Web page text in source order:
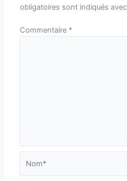
obligatoires sont indiqués avec
Commentaire *